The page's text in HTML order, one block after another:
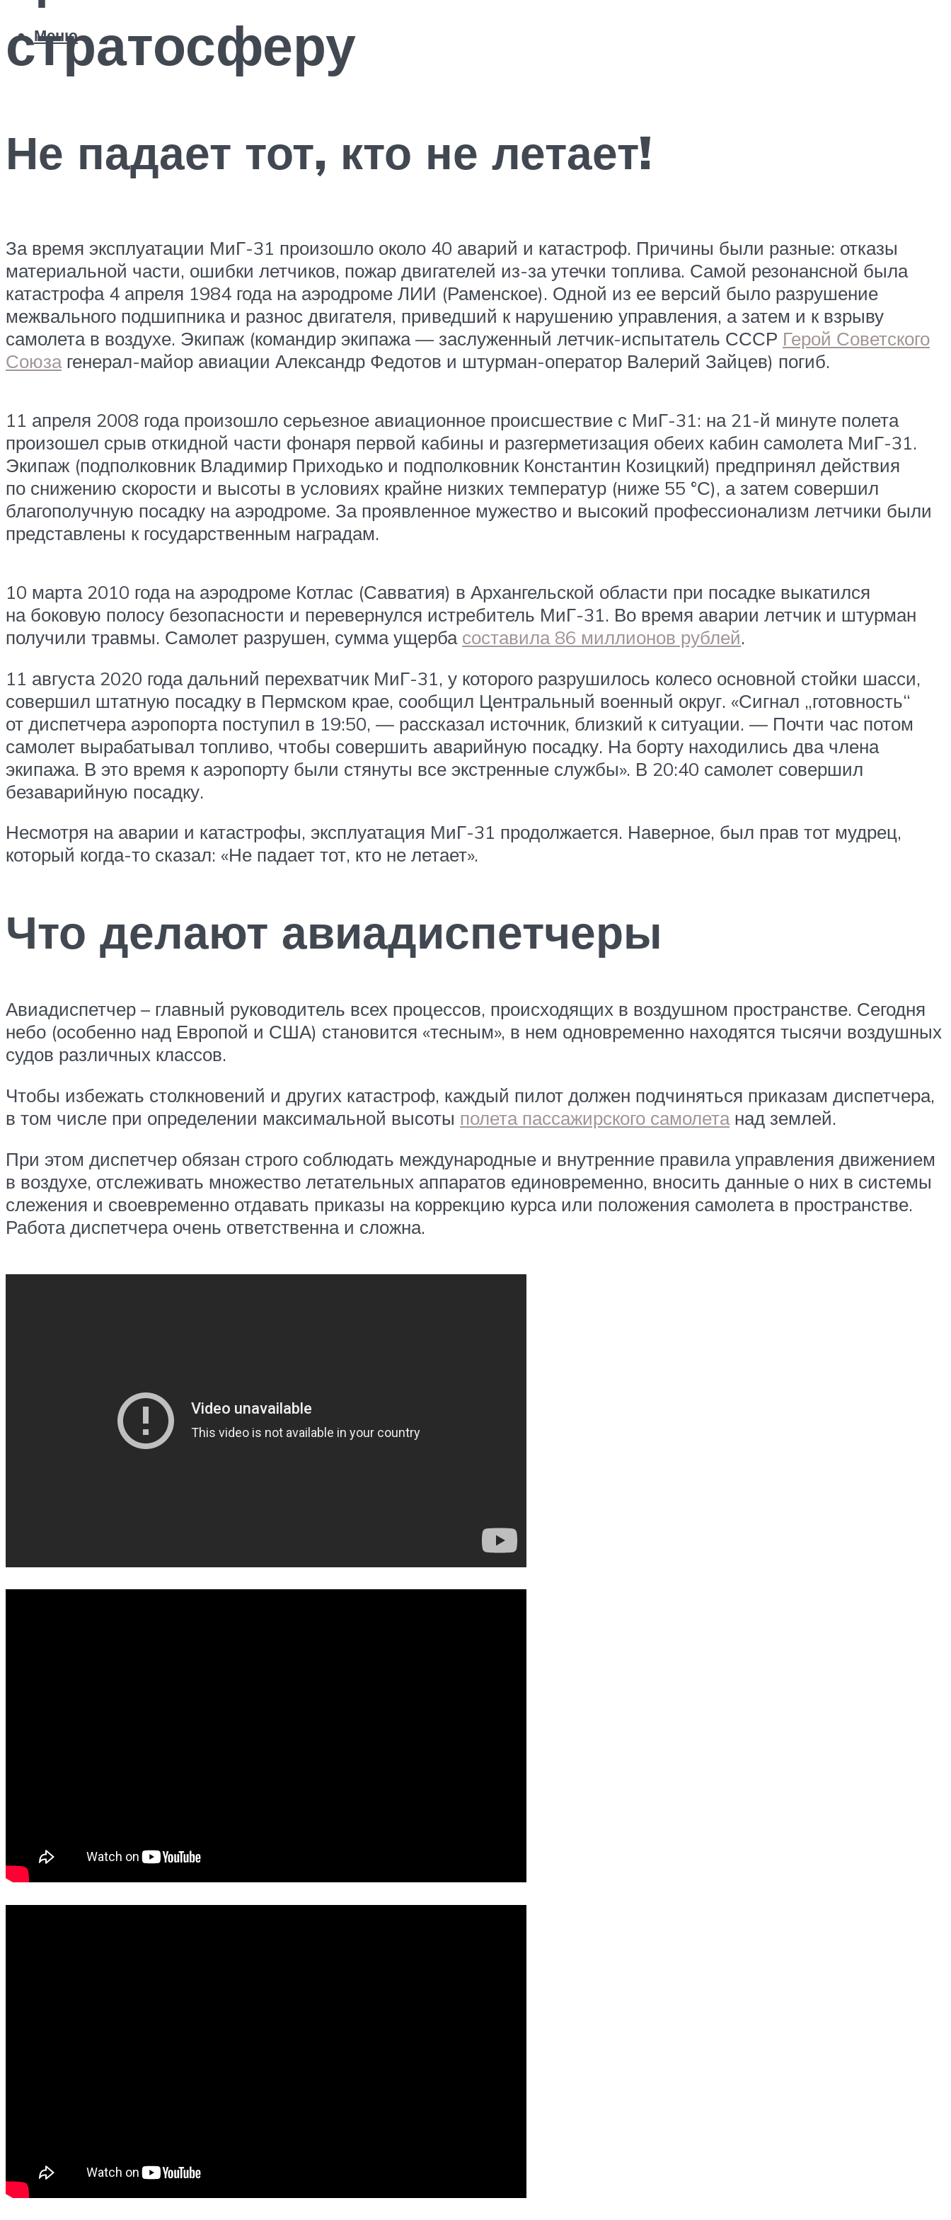
Меню
стратосферу
Не падает тот, кто не летает!
За время эксплуатации МиГ-31 произошло около 40 аварий и катастроф. Причины были разные: отказы
материальной части, ошибки летчиков, пожар двигателей из-за утечки топлива. Самой резонансной была
катастрофа 4 апреля 1984 года на аэродроме ЛИИ (Раменское). Одной из ее версий было разрушение
межвального подшипника и разнос двигателя, приведший к нарушению управления, а затем и к взрыву
самолета в воздухе. Экипаж (командир экипажа — заслуженный летчик-испытатель СССР Герой Советского
Союзагенерал-майор авиации Александр Федотов и штурман-оператор Валерий Зайцев) погиб.
11 апреля 2008 года произошло серьезное авиационное происшествие с МиГ-31: на 21-й минуте полета
произошел срыв откидной части фонаря первой кабины и разгерметизация обеих кабин самолета МиГ-31.
Экипаж (подполковник Владимир Приходько и подполковник Константин Козицкий) предпринял действия
по снижению скорости и высоты в условиях крайне низких температур (ниже 55 °С), а затем совершил
благополучную посадку на аэродроме. За проявленное мужество и высокий профессионализм летчики были
представлены к государственным наградам.
10 марта 2010 года на аэродроме Котлас (Савватия) в Архангельской области при посадке выкатился
на боковую полосу безопасности и перевернулся истребитель МиГ-31. Во время аварии летчик и штурман
получили травмы. Самолет разрушен, сумма ущерба составила 86 миллионов рублей.
11 августа 2020 года дальний перехватчик МиГ-31, у которого разрушилось колесо основной стойки шасси,
совершил штатную посадку в Пермском крае, сообщил Центральный военный округ. «Сигнал „готовность“
от диспетчера аэропорта поступил в 19:50, — рассказал источник, близкий к ситуации. — Почти час потом
самолет вырабатывал топливо, чтобы совершить аварийную посадку. На борту находились два члена
экипажа. В это время к аэропорту были стянуты все экстренные службы». В 20:40 самолет совершил
безаварийную посадку.
Несмотря на аварии и катастрофы, эксплуатация МиГ-31 продолжается. Наверное, был прав тот мудрец,
который когда-то сказал: «Не падает тот, кто не летает».
Что делают авиадиспетчеры
Авиадиспетчер – главный руководитель всех процессов, происходящих в воздушном пространстве. Сегодня
небо (особенно над Европой и США) становится «тесным», в нем одновременно находятся тысячи воздушных
судов различных классов.
Чтобы избежать столкновений и других катастроф, каждый пилот должен подчиняться приказам диспетчера,
в том числе при определении максимальной высоты полета пассажирского самолетанад землей.
При этом диспетчер обязан строго соблюдать международные и внутренние правила управления движением
в воздухе, отслеживать множество летательных аппаратов единовременно, вносить данные о них в системы
слежения и своевременно отдавать приказы на коррекцию курса или положения самолета в пространстве.
Работа диспетчера очень ответственна и сложна.